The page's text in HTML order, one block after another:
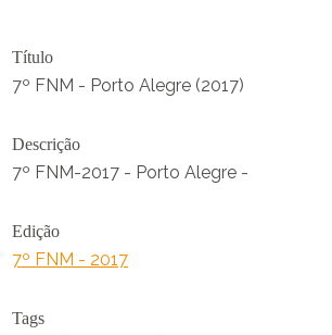
Título
7º FNM - Porto Alegre (2017)
Descrição
7º FNM-2017 - Porto Alegre -
Edição
7º FNM - 2017
Tags